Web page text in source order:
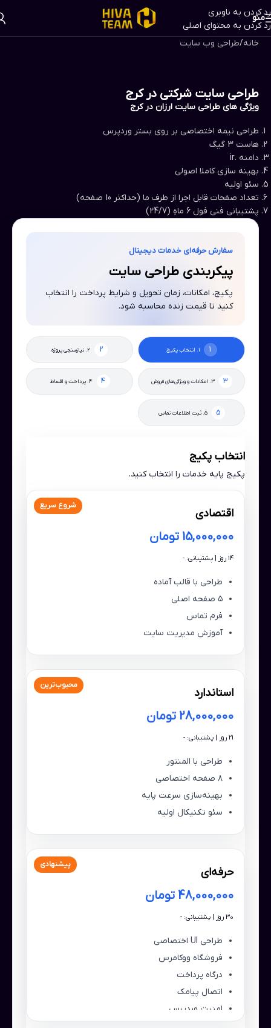
رد کردن به ناوبری
رد کردن به محتوای اصلی
منو
خانه/طراحی وب سایت
طراحی سایت شرکتی در کرج​
ویژگی های طراحی سایت ارزان در کرج​
طراحی نیمه اختصاصی بر روی بستر وردپرس
هاست 3 گیگ
دامنه .ir
بهینه سازی کاملا اصولی
سئو اولیه
تعداد صفحات قابل اجرا از طرف ما (حداکثر 10 صفحه)
پشتیبانی فنی فول 6 ماهِ (24/7)
سفارش حرفه‌ای خدمات دیجیتال
پیکربندی طراحی سایت
پکیج، امکانات، زمان تحویل و شرایط پرداخت را انتخاب
کنید تا قیمت زنده محاسبه شود.
1. انتخاب پکیج 2. نیازسنجی پروژه
3. امکانات و ویژگی‌های فروش 4. پرداخت و اقساط
5. ثبت اطلاعات تماس
انتخاب پکیج
پکیج پایه خدمات را انتخاب کنید.
شروع سریع
اقتصادی
15,000,000 تومان
14 روز | پشتیبانی: -
طراحی با قالب آماده
۵ صفحه اصلی
فرم تماس
آموزش مدیریت سایت
محبوب‌ترین
استاندارد
28,000,000 تومان
21 روز | پشتیبانی: -
طراحی با المنتور
۸ صفحه اختصاصی
بهینه‌سازی سرعت پایه
سئو تکنیکال اولیه
پیشنهادی
حرفه‌ای
48,000,000 تومان
30 روز | پشتیبانی: -
طراحی UI اختصاصی
فروشگاه ووکامرس
درگاه پرداخت
اتصال پیامک
امنیت وردپرس